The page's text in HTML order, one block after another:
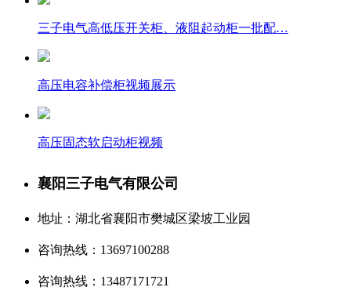
三子电气高低压开关柜、液阻起动柜一批配…
高压电容补偿柜视频展示
高压固态软启动柜视频
襄阳三子电气有限公司
地址：湖北省襄阳市樊城区梁坡工业园
咨询热线：13697100288
咨询热线：13487171721